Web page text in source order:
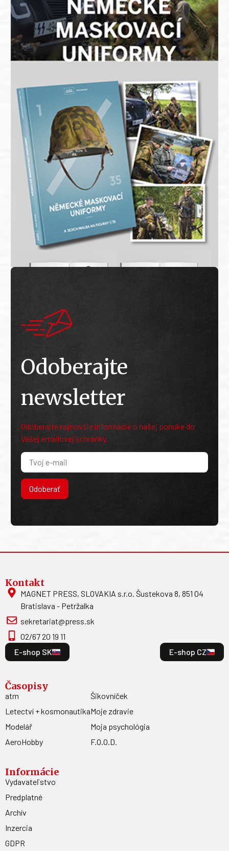
Odoberajte
newsletter
Odoberajte najnovšie informácie o našej ponuke do
Vašej emailovej schránky.
Odoberať
Kontakt
MAGNET PRESS, SLOVAKIA s.r.o. Šustekova 8, 851 04
Bratislava - Petržalka
sekretariat@press.sk
02/67 20 19 11
E-shop SK
E-shop CZ
Časopisy
atm
Letectví + kosmonautika
Modelář
AeroHobby
Šikovníček
Moje zdravie
Moja psychológia
F.O.O.D.
Informácie
Vydavateľstvo
Predplatné
Archív
Inzercia
GDPR